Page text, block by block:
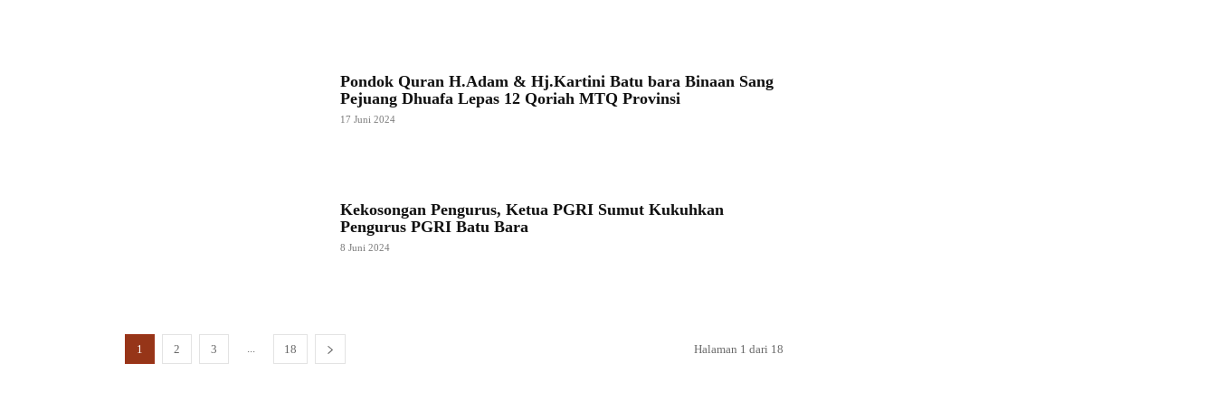
Pondok Quran H.Adam & Hj.Kartini Batu bara Binaan Sang
Pejuang Dhuafa Lepas 12 Qoriah MTQ Provinsi
17 Juni 2024
Kekosongan Pengurus, Ketua PGRI Sumut Kukuhkan
Pengurus PGRI Batu Bara
8 Juni 2024
1 2 3 ... 18 Halaman 1 dari 18